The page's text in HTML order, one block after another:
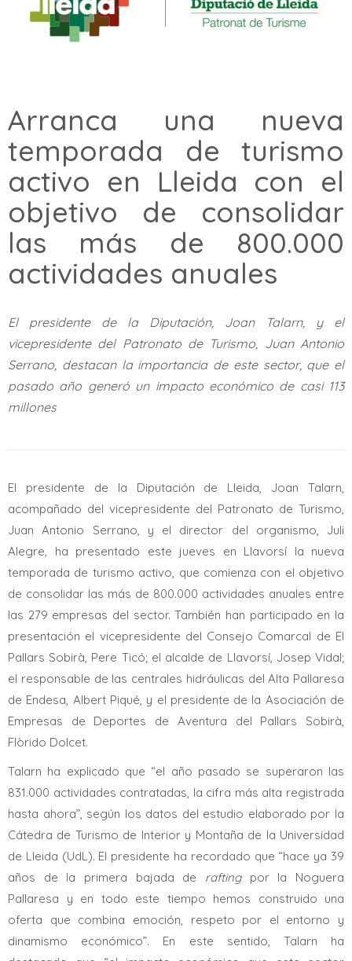
Arranca una nueva
temporada de turismo
activo en Lleida con el
objetivo de consolidar
las más de 800.000
actividades anuales
El presidente de la Diputación, Joan Talarn, y el
vicepresidente del Patronato de Turismo, Juan Antonio
Serrano, destacan la importancia de este sector, que el
pasado año generó un impacto económico de casi 113
millones
El presidente de la Diputación de Lleida, Joan Talarn,
acompañado del vicepresidente del Patronato de Turismo,
Juan Antonio Serrano, y el director del organismo, Juli
Alegre, ha presentado este jueves en Llavorsí la nueva
temporada de turismo activo, que comienza con el objetivo
de consolidar las más de 800.000 actividades anuales entre
las 279 empresas del sector. También han participado en la
presentación el vicepresidente del Consejo Comarcal de El
Pallars Sobirà, Pere Ticó; el alcalde de Llavorsí, Josep Vidal;
el responsable de las centrales hidráulicas del Alta Pallaresa
de Endesa, Albert Piqué, y el presidente de la Asociación de
Empresas de Deportes de Aventura del Pallars Sobirà,
Flòrido Dolcet.
Talarn ha explicado que “el año pasado se superaron las
831.000 actividades contratadas, la cifra más alta registrada
hasta ahora”, según los datos del estudio elaborado por la
Cátedra de Turismo de Interior y Montaña de la Universidad
de Lleida (UdL). El presidente ha recordado que “hace ya 39
años de la primera bajada de rafting por la Noguera
Pallaresa y en todo este tiempo hemos construido una
oferta que combina emoción, respeto por el entorno y
dinamismo económico”. En este sentido, Talarn ha